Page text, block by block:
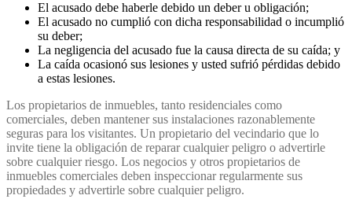
El acusado debe haberle debido un deber u obligación;
El acusado no cumplió con dicha responsabilidad o incumplió
su deber;
La negligencia del acusado fue la causa directa de su caída; y
La caída ocasionó sus lesiones y usted sufrió pérdidas debido
a estas lesiones.
Los propietarios de inmuebles, tanto residenciales como
comerciales, deben mantener sus instalaciones razonablemente
seguras para los visitantes. Un propietario del vecindario que lo
invite tiene la obligación de reparar cualquier peligro o advertirle
sobre cualquier riesgo. Los negocios y otros propietarios de
inmuebles comerciales deben inspeccionar regularmente sus
propiedades y advertirle sobre cualquier peligro.